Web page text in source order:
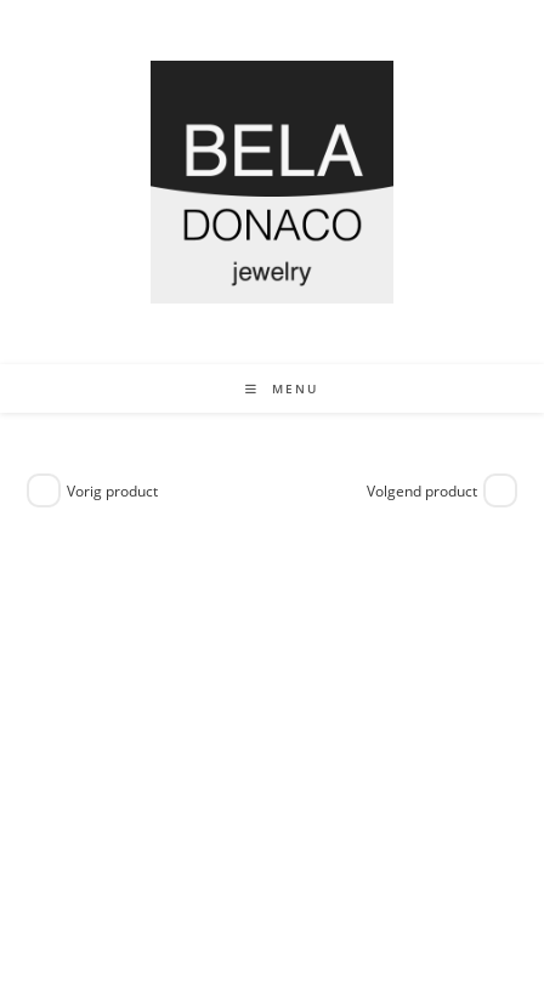
MENU
Vorig product Volgend product